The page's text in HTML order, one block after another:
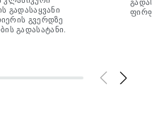
გადასაყვანი
გვერდზე
გადასატანი.